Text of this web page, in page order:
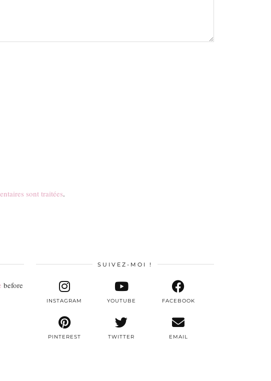
sont traitées.
before
SUIVEZ-MOI !
TWITTER
INSTAGRAM FACEBOOK
PINTEREST
YOUTUBE
EMAIL